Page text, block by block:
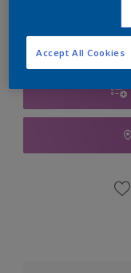
Accept All Cookies